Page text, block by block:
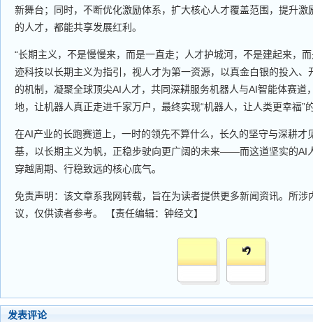
新舞台；同时，不断优化激励体系，扩大核心人才覆盖范围，提升激
的人才，都能共享发展红利。
“长期主义，不是慢慢来，而是一直走；人才护城河，不是建起来，
迹科技以长期主义为指引，视人才为第一资源，以真金白银的投入、
的机制，凝聚全球顶尖AI人才，共同深耕服务机器人与AI智能体赛道
地，让机器人真正走进千家万户，最终实现“机器人，让人类更幸福”
在AI产业的长跑赛道上，一时的领先不算什么，长久的坚守与深耕才
基，以长期主义为帆，正稳步驶向更广阔的未来——而这道坚实的AI
穿越周期、行稳致远的核心底气。
免责声明：该文章系我网转载，旨在为读者提供更多新闻资讯。所涉
议，仅供读者参考。 【责任编辑：钟经文】
发表评论